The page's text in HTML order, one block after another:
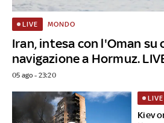
Iran, intesa con l'Oman su
navigazione a Hormuz.
LIVE MONDO
05 ago - 23:20
Kiev
LIVE